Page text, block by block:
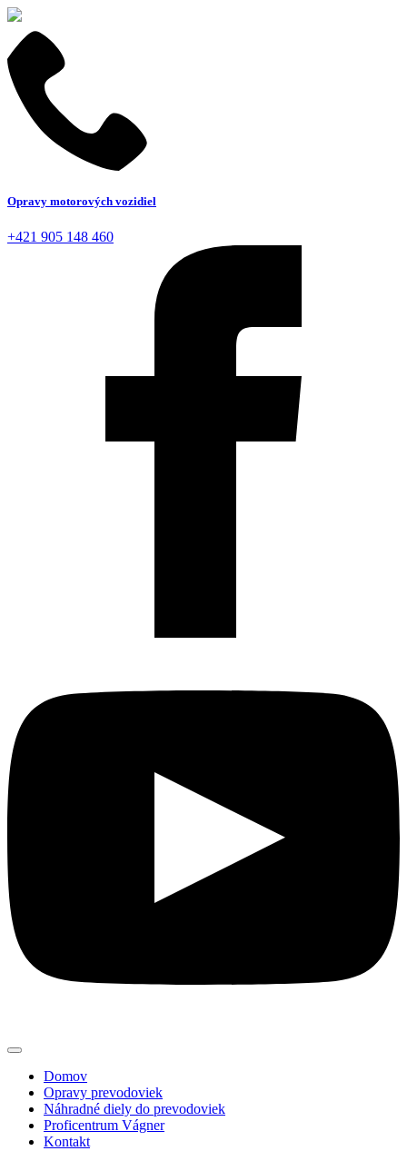
Opravy motorových vozidiel
+421 905 148 460
Domov
Opravy prevodoviek
Náhradné diely do prevodoviek
Proficentrum Vágner
Kontakt